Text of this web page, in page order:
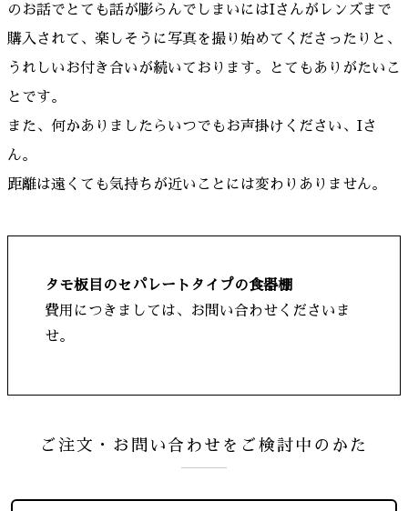
のお話でとても話が膨らんでしまいにはIさんがレンズまで
購入されて、楽しそうに写真を撮り始めてくださったりと、
うれしいお付き合いが続いております。とてもありがたいこ
とです。
また、何かありましたらいつでもお声掛けください、Iさ
ん。
距離は遠くても気持ちが近いことには変わりありません。
タモ板目のセパレートタイプの食器棚
費用につきましては、お問い合わせくださいま
せ。
ご注文・お問い合わせをご検討中のかた